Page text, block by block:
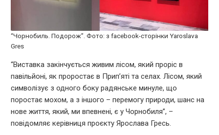
“Чорнобиль. Подорож”. Фото: з facebook-сторінки Yaroslava
Gres
“Виставка закінчується живим лісом, який проріс в
павільйоні, як проростає в Прип’яті та селах. Лісом, який
символізує з одного боку радянське минуле, що
поростає мохом, а з іншого – перемогу природи, шанс на
нове життя, який, ми впевнені, є у Чорнобиля”, –
повідомляє керівниця проєкту Ярослава Гресь.